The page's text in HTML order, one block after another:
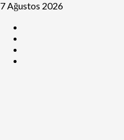
7 Ağustos 2026